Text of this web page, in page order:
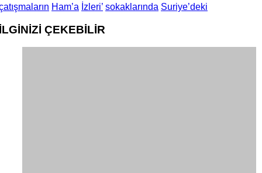
Ham’a İzleri’ sokaklarında Suriye’deki
ÇEKEBİLİR